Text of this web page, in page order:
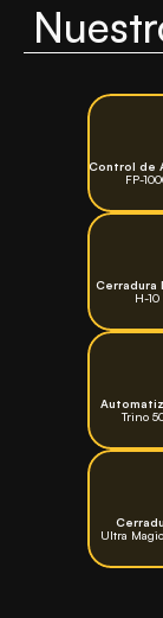
Control de
FP-
Cerradura
H-10
Trino
Ultra